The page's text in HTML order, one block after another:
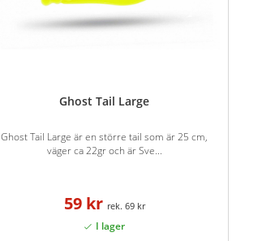
Ghost Tail Large
Ghost Tail Large är en större tail som är 25 cm,
väger ca 22gr och är Sve...
59 kr 69 kr